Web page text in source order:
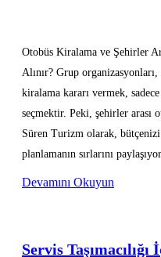
Otobüs Kiralama ve Şehirler
Alınır? Grup
kiralama kararı vermek,
seçmektir. Peki, şehirler arası
Süren Turizm olarak,
planlamanın sırlarını
Devamını Okuyun
Servis